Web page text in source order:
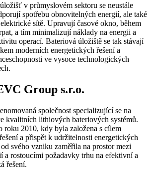
v průmyslovém sektoru se neustále
spotřebu obnovitelných energií, ale také
sítě. Upravují časové okno, během
a tím minimalizují náklady na energii a
operací. Bateriová úložiště se tak stávají
moderních energetických řešení a
ve vysoce technologických
Group s.r.o.
společnost specializující se na
kvalitních lithiových bateriových systémů.
roku 2010, kdy byla založena s cílem
a přispět k udržitelnosti energetických
svého vzniku zaměřila na prostor mezi
a rostoucími požadavky trhu na efektivní a
řešení.